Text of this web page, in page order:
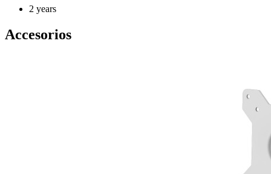
2 years
Accesorios